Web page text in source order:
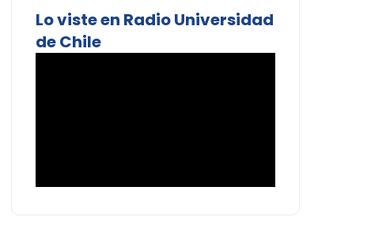
Lo viste en Radio Universidad
de Chile